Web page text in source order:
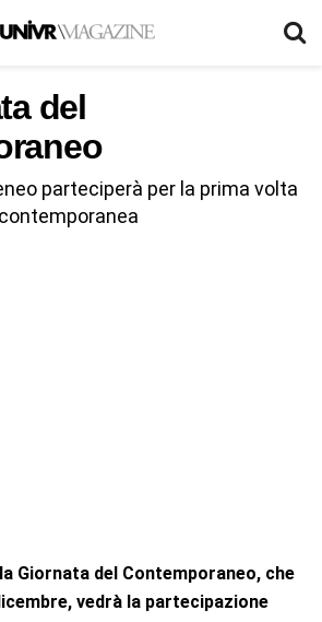
del
parteciperà per la prima volta
Giornata del Contemporaneo, che
vedrà la partecipazione